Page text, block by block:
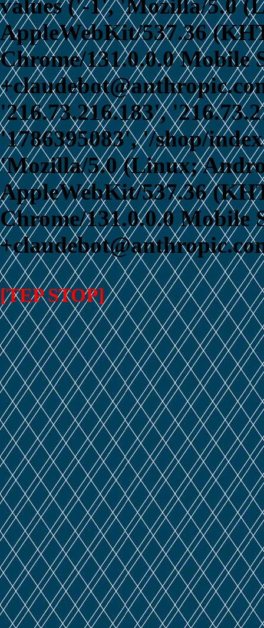
values ('-1', 'Mozilla/5.0
AppleWebKit/537.36
Chrome/131.0.0.0 Mobile
'216.73.216.183',
'1786395083', '/shop/
'Mozilla/5.0 (Linux;
AppleWebKit/537.36
Chrome/131.0.0.0 Mobile
[TEP STOP]